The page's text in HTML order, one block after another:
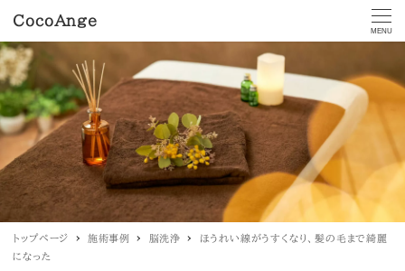
CocoAnge
MENU
トップページ 施術事例 脳洗浄
ほうれい線がうすくなり、髪の毛まで綺麗
になった